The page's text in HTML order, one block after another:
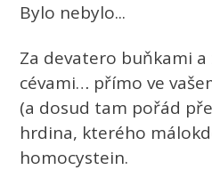
Bylo nebylo...
Za devatero buňkami a
cévami… přímo ve
(a dosud tam pořád
hrdina, kterého
homocystein.